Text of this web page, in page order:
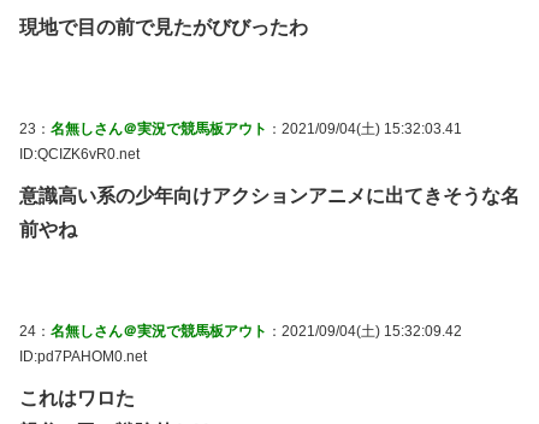
現地で目の前で見たがびびったわ
23： 名無しさん＠実況で競馬板アウト ：2021/09/04(土) 15:32:03.41
ID:QCIZK6vR0.net
意識高い系の少年向けアクションアニメに出てきそうな名
前やね
24： 名無しさん＠実況で競馬板アウト ：2021/09/04(土) 15:32:09.42
ID:pd7PAHOM0.net
これはワロた